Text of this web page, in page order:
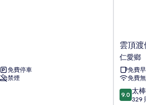
免費停車
禁煙
雲
頂
渡
假
山
莊
仁
雲頂
仁愛鄉
免費
免費
9.0
分，
9.0 太
329